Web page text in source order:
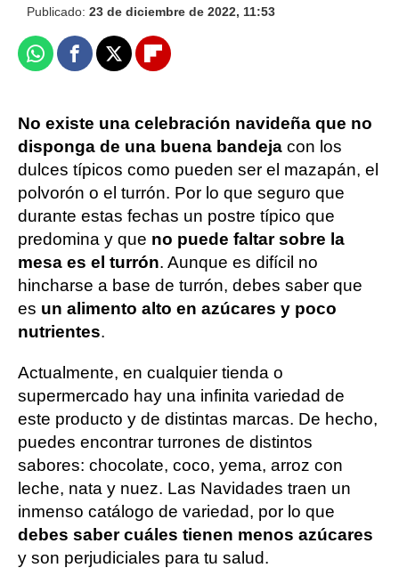
Publicado: 23 de diciembre de 2022, 11:53
WhatsappFacebook
X Flipboard
No existe una celebración navideña que no
disponga de una buena bandeja con los
dulces típicos como pueden ser el mazapán, el
polvorón o el turrón. Por lo que seguro que
durante estas fechas un postre típico que
predomina y que no puede faltar sobre la
mesa es el turrón. Aunque es difícil no
hincharse a base de turrón, debes saber que
es un alimento alto en azúcares y poco
nutrientes.
Actualmente, en cualquier tienda o
supermercado hay una infinita variedad de
este producto y de distintas marcas. De hecho,
puedes encontrar turrones de distintos
sabores: chocolate, coco, yema, arroz con
leche, nata y nuez. Las Navidades traen un
inmenso catálogo de variedad, por lo que
debes saber cuáles tienen menos azúcares
y son perjudiciales para tu salud.